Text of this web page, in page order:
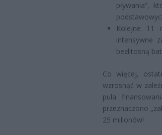
pływania”,
Kolejne 11
intensywne
bezlitosną
Co więcej,
wzrosnąć w
pula
przeznaczono
25 milionów!